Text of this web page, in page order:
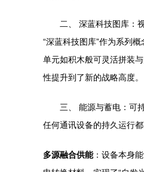
二、 深蓝科技图库：
“深蓝科技图库”作为系列
单元如积木般可灵活拼装
性提升到了新的战略高度。
三、 能源与蓄电：可
任何通讯设备的持久运行
多源融合供能：设备本身